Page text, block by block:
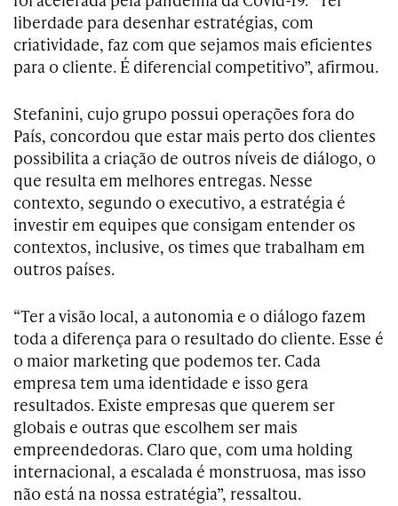
liberdade para desenhar estratégias, com
criatividade, faz com que sejamos mais eficientes
para o cliente. É diferencial competitivo”, afirmou.
Stefanini, cujo grupo possui operações fora do
País, concordou que estar mais perto dos clientes
possibilita a criação de outros níveis de diálogo, o
que resulta em melhores entregas. Nesse
contexto, segundo o executivo, a estratégia é
investir em equipes que consigam entender os
contextos, inclusive, os times que trabalham em
outros países.
“Ter a visão local, a autonomia e o diálogo fazem
toda a diferença para o resultado do cliente. Esse é
o maior marketing que podemos ter. Cada
empresa tem uma identidade e isso gera
resultados. Existe empresas que querem ser
globais e outras que escolhem ser mais
empreendedoras. Claro que, com uma holding
internacional, a escalada é monstruosa, mas isso
não está na nossa estratégia”, ressaltou.